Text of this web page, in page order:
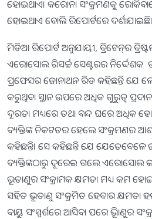
ହୋଇଥାଏ। କରୋନା ସଂକ୍ରମଣକୁ
ହୋଇଥାଏ ବୋଲି ରିପୋର୍ଟରେ ଦର୍ଶାଯାଇଛି।
ମିଡିଆ ରିପୋର୍ଟ ଅନୁଯାୟୀ, ବ୍ରିଟେନ୍‌ର
ଏରୋସୋଲ ରିସର୍ଚ୍ଚ ସେଣ୍ଟରର ନିର୍ଦ୍ଦେଶକ
ପ୍ରଫେସର ଜୋନାଥନ ରିଡ କହିଛନ୍ତି ଯେ
କରୁଥିବା ସ୍ଥାନ ଉପରେ ଅଧିକ ଗୁରୁତ୍ୱ
ଦୂରତା ମଧ୍ୟରେ ତଥା ବନ୍ଦ ଘରେ ଅଧିକ
ବ୍ୟକ୍ତିଙ୍କ ନିକଟତର ହେଲେ ସଂକ୍ରମଣର
କହିଛନ୍ତି। ସେ କହିଛନ୍ତି ଯେ ଯେତେବେଳେ
ବ୍ୟକ୍ତିଙ୍କଠାରୁ ଦୂରେଇ ଗଲେ ଏରୋସୋଲ
ଭୂତାଣୁର ସଂକ୍ରାମକ କ୍ଷମତା ମଧ୍ୟ କମ
ସହିତ ଭୂତାଣୁ ସଂକ୍ରମିତ ହେବାର କ୍ଷମତା
ବାୟୁ ସଂସ୍ପର୍ଶରେ ଆସିବା ପରେ ଭୂିାଣୁର